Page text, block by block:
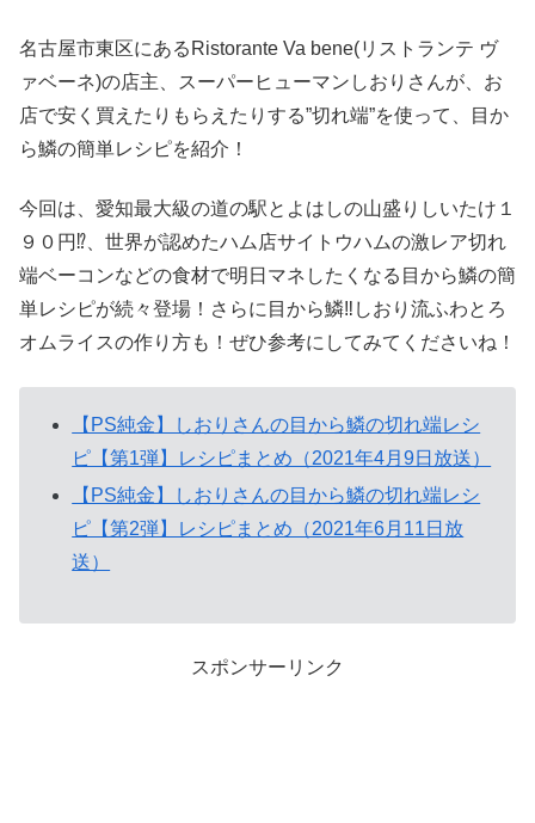
名古屋市東区にあるRistorante Va bene(リストランテ ヴ
ァベーネ)の店主、スーパーヒューマンしおりさんが、お
店で安く買えたりもらえたりする”切れ端”を使って、目か
ら鱗の簡単レシピを紹介！
今回は、愛知最大級の道の駅とよはしの山盛りしいたけ１
９０円⁉、世界が認めたハム店サイトウハムの激レア切れ
端ベーコンなどの食材で明日マネしたくなる目から鱗の簡
単レシピが続々登場！さらに目から鱗‼しおり流ふわとろ
オムライスの作り方も！ぜひ参考にしてみてくださいね！
【PS純金】しおりさんの目から鱗の切れ端レシ
ピ【第1弾】レシピまとめ（2021年4月9日放送）
【PS純金】しおりさんの目から鱗の切れ端レシ
ピ【第2弾】レシピまとめ（2021年6月11日放
送）
スポンサーリンク